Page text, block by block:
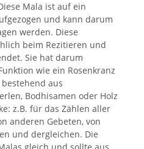
Mala ist auf ein
und kann darum
werden. Diese
beim Rezitieren und
Sie hat darum
wie ein Rosenkranz
aus
Bodhisamen oder Holz
z.B. für das Zählen aller
anderen Gebeten, von
und dergleichen. Die